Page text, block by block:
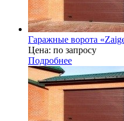
Гаражные ворота
Цена: по запросу
Подробнее